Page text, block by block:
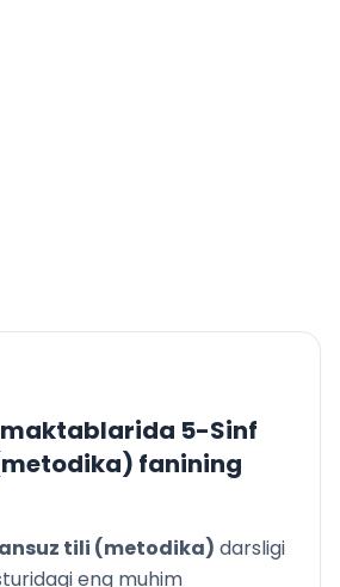
5-Sinf
fanining
tili (metodika) darsligi
eng muhim